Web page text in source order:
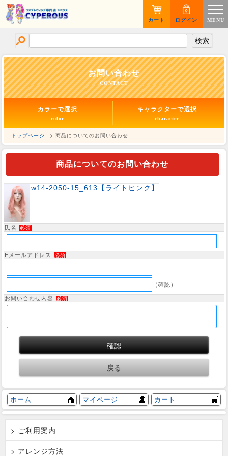
MENU
ログイン
カート
お問い合わせ
CONTACT
カラーで選択
color
キャラクターで選択
character
トップページ > 商品についてのお問い合わせ
商品についてのお問い合わせ
w14-2050-15_613【ライトピンク】
氏名 必須
Eメールアドレス 必須
（確認）
お問い合わせ内容 必須
ホーム マイページ カート
> ご利用案内
> アレンジ方法